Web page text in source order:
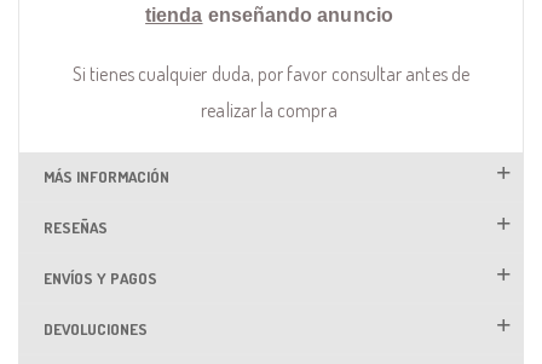
tienda enseñando anuncio
Si tienes cualquier duda, por favor consultar antes de
realizar la compra
MÁS INFORMACIÓN
RESEÑAS
ENVÍOS Y PAGOS
DEVOLUCIONES